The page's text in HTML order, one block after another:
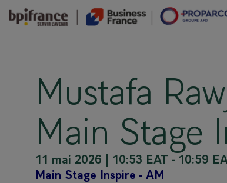
Mustafa
Main Stage
11 mai 2026 10:53 EAT - 10:59
Main Stage Inspire - AM